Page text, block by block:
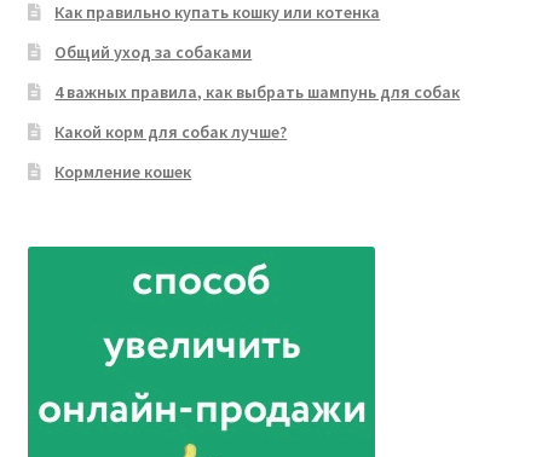
Как правильно купать кошку или котенка
Общий уход за собаками
4 важных правила, как выбрать шампунь для собак
Какой корм для собак лучше?
Кормление кошек